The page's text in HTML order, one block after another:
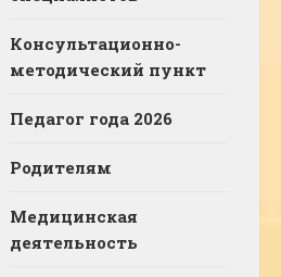
Консультационно-
методический пункт
Педагог года 2026
Родителям
Медицинская
деятельность